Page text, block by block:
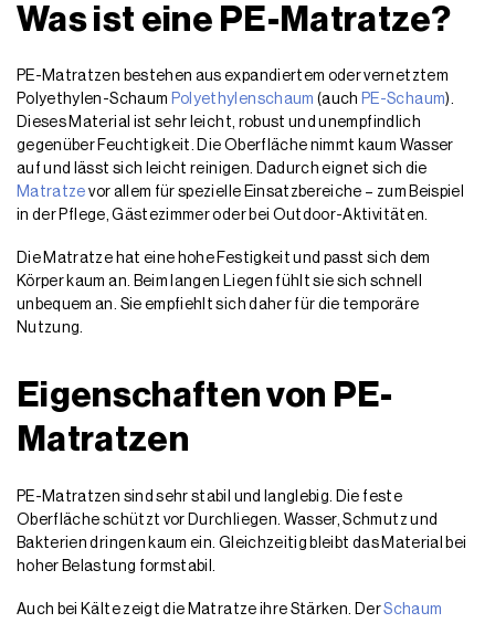
Was ist eine PE-Matratze?
PE-Matratzen bestehen aus expandiertem oder vernetztem
Polyethylen-Schaum Polyethylenschaum (auch PE-Schaum).
Dieses Material ist sehr leicht, robust und unempfindlich
gegenüber Feuchtigkeit. Die Oberfläche nimmt kaum Wasser
auf und lässt sich leicht reinigen. Dadurch eignet sich die
Matratze vor allem für spezielle Einsatzbereiche – zum Beispiel
in der Pflege, Gästezimmer oder bei Outdoor-Aktivitäten.
Die Matratze hat eine hohe Festigkeit und passt sich dem
Körper kaum an. Beim langen Liegen fühlt sie sich schnell
unbequem an. Sie empfiehlt sich daher für die temporäre
Nutzung.
Eigenschaften von PE-
Matratzen
PE-Matratzen sind sehr stabil und langlebig. Die feste
Oberfläche schützt vor Durchliegen. Wasser, Schmutz und
Bakterien dringen kaum ein. Gleichzeitig bleibt das Material bei
hoher Belastung formstabil.
Auch bei Kälte zeigt die Matratze ihre Stärken. DerSchaum